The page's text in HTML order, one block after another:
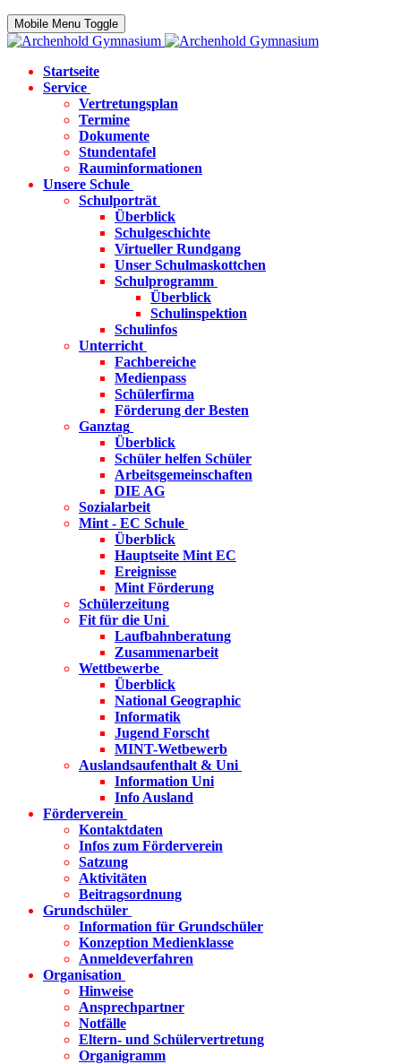
Mobile Menu Toggle
Startseite
Service
Vertretungsplan
Termine
Dokumente
Stundentafel
Rauminformationen
Unsere Schule
Schulporträt
Überblick
Schulgeschichte
Virtueller Rundgang
Unser Schulmaskottchen
Schulprogramm
Überblick
Schulinspektion
Schulinfos
Unterricht
Fachbereiche
Medienpass
Schülerfirma
Förderung der Besten
Ganztag
Überblick
Schüler helfen Schüler
Arbeitsgemeinschaften
DIE AG
Sozialarbeit
Mint - EC Schule
Überblick
Hauptseite Mint EC
Ereignisse
Mint Förderung
Schülerzeitung
Fit für die Uni
Laufbahnberatung
Zusammenarbeit
Wettbewerbe
Überblick
National Geographic
Informatik
Jugend Forscht
MINT-Wetbewerb
Auslandsaufenthalt & Uni
Information Uni
Info Ausland
Förderverein
Kontaktdaten
Infos zum Förderverein
Satzung
Aktivitäten
Beitragsordnung
Grundschüler
Information für Grundschüler
Konzeption Medienklasse
Anmeldeverfahren
Organisation
Hinweise
Ansprechpartner
Notfälle
Eltern- und Schülervertretung
Organigramm